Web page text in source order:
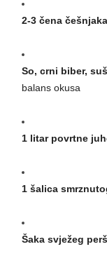
2-3 čena češnjaka
So, crni biber,
balans okusa
1 litar povrtne
1 šalica
Šaka svježeg